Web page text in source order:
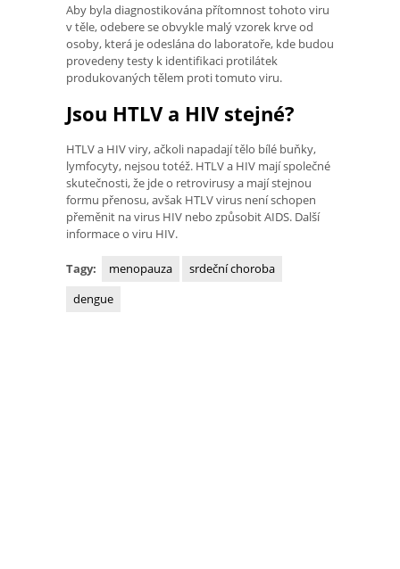
Aby byla diagnostikována přítomnost tohoto viru
v těle, odebere se obvykle malý vzorek krve od
osoby, která je odeslána do laboratoře, kde budou
provedeny testy k identifikaci protilátek
produkovaných tělem proti tomuto viru.
Jsou HTLV a HIV stejné?
HTLV a HIV viry, ačkoli napadají tělo bílé buňky,
lymfocyty, nejsou totéž. HTLV a HIV mají společné
skutečnosti, že jde o retrovirusy a mají stejnou
formu přenosu, avšak HTLV virus není schopen
přeměnit na virus HIV nebo způsobit AIDS. Další
informace o viru HIV.
Tagy: menopauza
srdeční choroba
dengue